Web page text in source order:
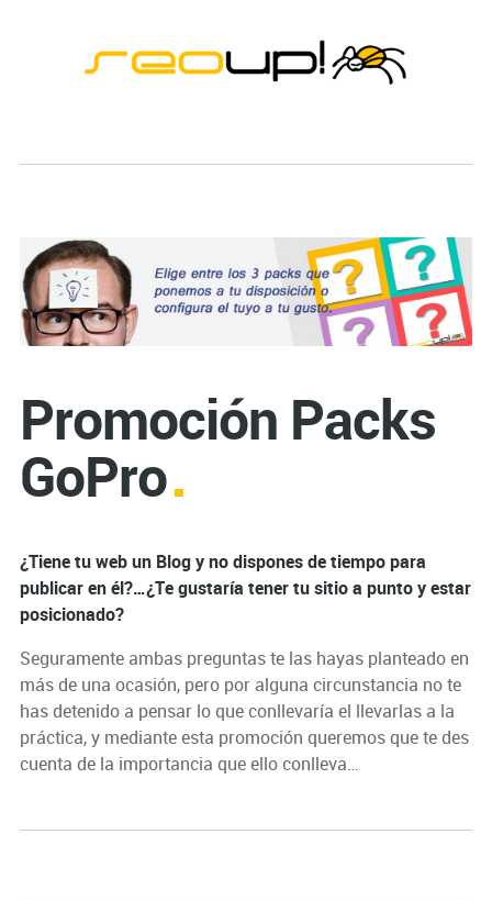
Promoción Packs
GoPro
¿Tiene tu web un Blog y no dispones de tiempo para
publicar en él?…¿Te gustaría tener tu sitio a punto y estar
posicionado?
Seguramente ambas preguntas te las hayas planteado en
más de una ocasión, pero por alguna circunstancia no te
has detenido a pensar lo que conllevaría el llevarlas a la
práctica, y mediante esta promoción queremos que te des
cuenta de la importancia que ello conlleva…